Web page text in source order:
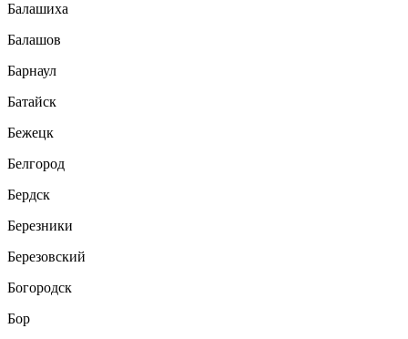
Балашиха
Балашов
Барнаул
Батайск
Бежецк
Белгород
Бердск
Березники
Березовский
Богородск
Бор